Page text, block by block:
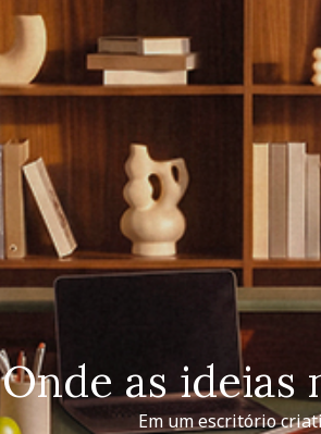
Onde as ideias
Em um escritório